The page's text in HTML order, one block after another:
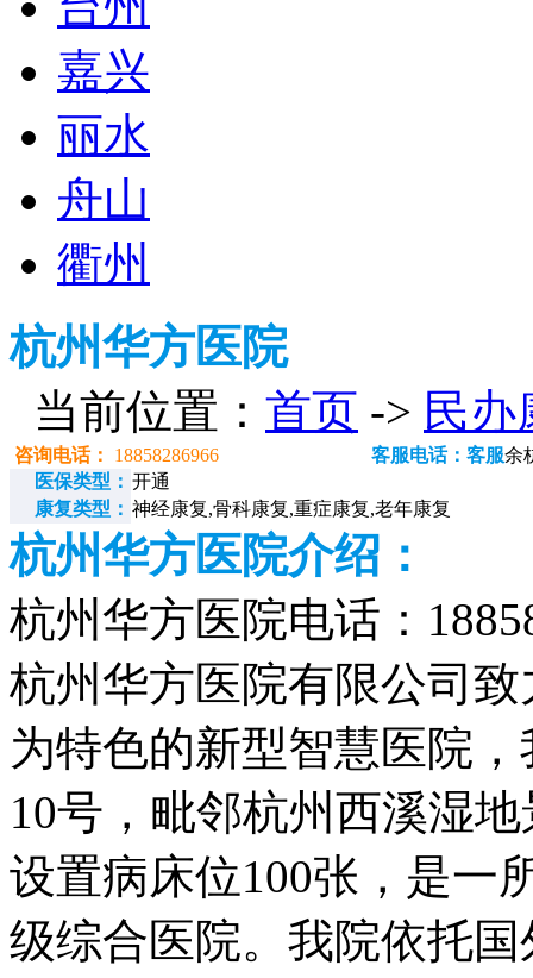
嘉兴
丽水
舟山
衢州
杭州华方医院
当前位置： 首页 -> 民办
咨询电话： 18858286966 客服电话：客服余
医保类型： 开通
康复类型： 神经康复,骨科康复,重症康复,老年康复
杭州华方医院介绍：
杭州华方医院电话：
杭州华方医院有限公司
为特色的新型智慧医院
10号，毗邻杭州西溪湿
设置病床位100张，是一
级综合医院。我院依托